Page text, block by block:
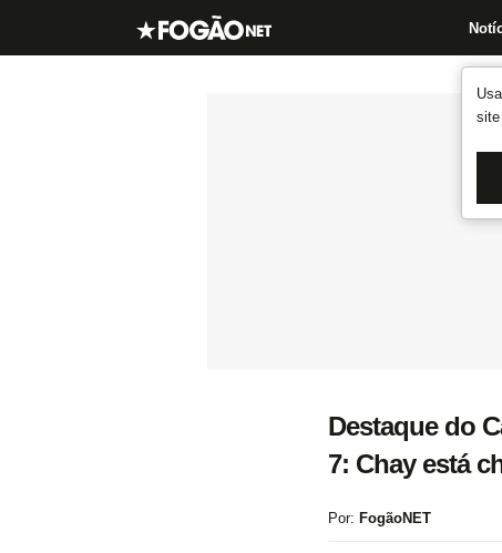
Destaque do
7: Chay está
Por: FogãoNET